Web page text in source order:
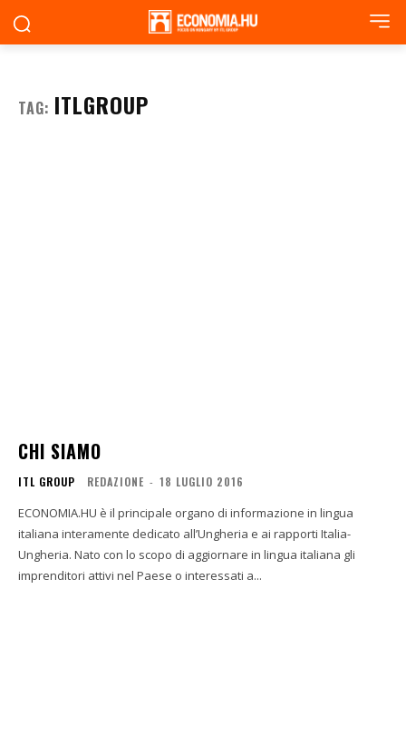
TAG: ITLGROUP
CHI SIAMO
ITL GROUP REDAZIONE - 18 LUGLIO 2016
ECONOMIA.HU è il principale organo di informazione in lingua
italiana interamente dedicato all’Ungheria e ai rapporti Italia-
Ungheria. Nato con lo scopo di aggiornare in lingua italiana gli
imprenditori attivi nel Paese o interessati a...